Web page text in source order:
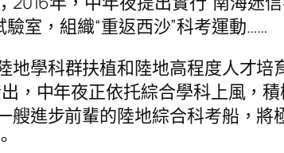
室，組織“重返西沙”科考運動……
地學科群扶植和陸地高程度人才
，中年夜正依托綜合學科上風，
進步前輩的陸地綜合科考船，將